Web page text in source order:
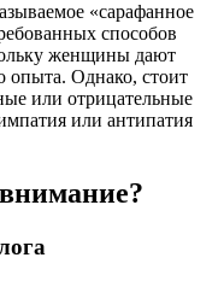
«сарафанное
способов
женщины дают
опыта. Однако, стоит
или отрицательные
или антипатия